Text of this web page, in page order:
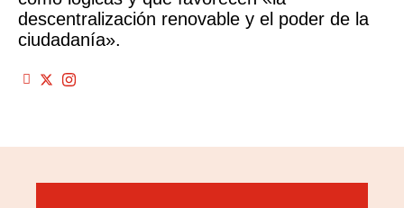
descentralización renovable y el poder de la
ciudadanía».